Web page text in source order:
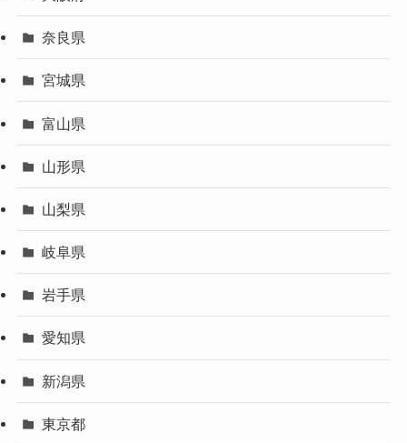
奈良県
宮城県
富山県
山形県
山梨県
岐阜県
岩手県
愛知県
新潟県
東京都